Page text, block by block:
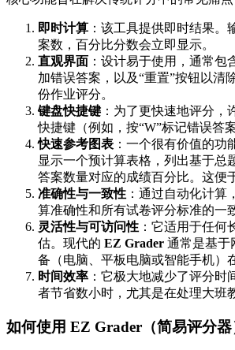
即时计算 ：该工具提供即时结果。
案数，百分比分数会立即显示。
直观界面 ：设计易于使用，通常包
加错误答案，以及“重置”按钮以清
份作业评分。
键盘快捷键 ：为了更快速地评分，
快捷键（例如，按“W”标记错误答
快速参考图表 ：一个很有价值的功
显示一个预计算表格，列出基于总
答案数量对应的成绩百分比。这便
准确性与一致性 ：通过自动化计算
算准确性和所有试卷评分标准的一
灵活性与可访问性 ：它适用于任何
估。现代的 EZ Grader 通常是基于
备（电脑、平板电脑或智能手机）
时间效率 ：它极大地减少了评分时
者节省数小时，尤其是在处理大班
如何使用 EZ Grader（简易评分器